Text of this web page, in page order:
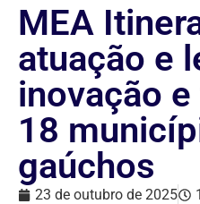
MEA
atuação e
inovação
18
gaúchos
23 de outubro de 2025